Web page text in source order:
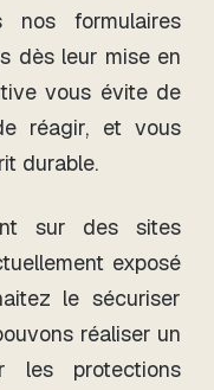
nos formulaires
dès leur mise en
vous évite de
réagir, et vous
durable.
sur des sites
exposé
le sécuriser
réaliser un
les protections